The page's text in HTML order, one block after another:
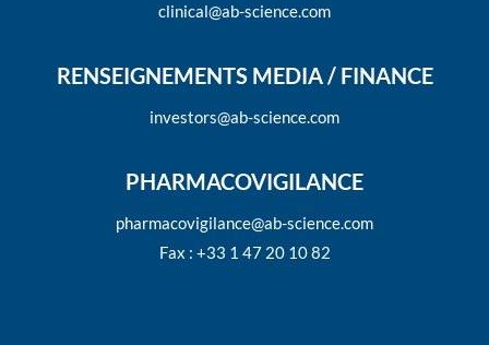
clinical@ab-science.com
RENSEIGNEMENTS MEDIA / FINANCE
investors@ab-science.com
PHARMACOVIGILANCE
pharmacovigilance@ab-science.com
Fax : +33 1 47 20 10 82